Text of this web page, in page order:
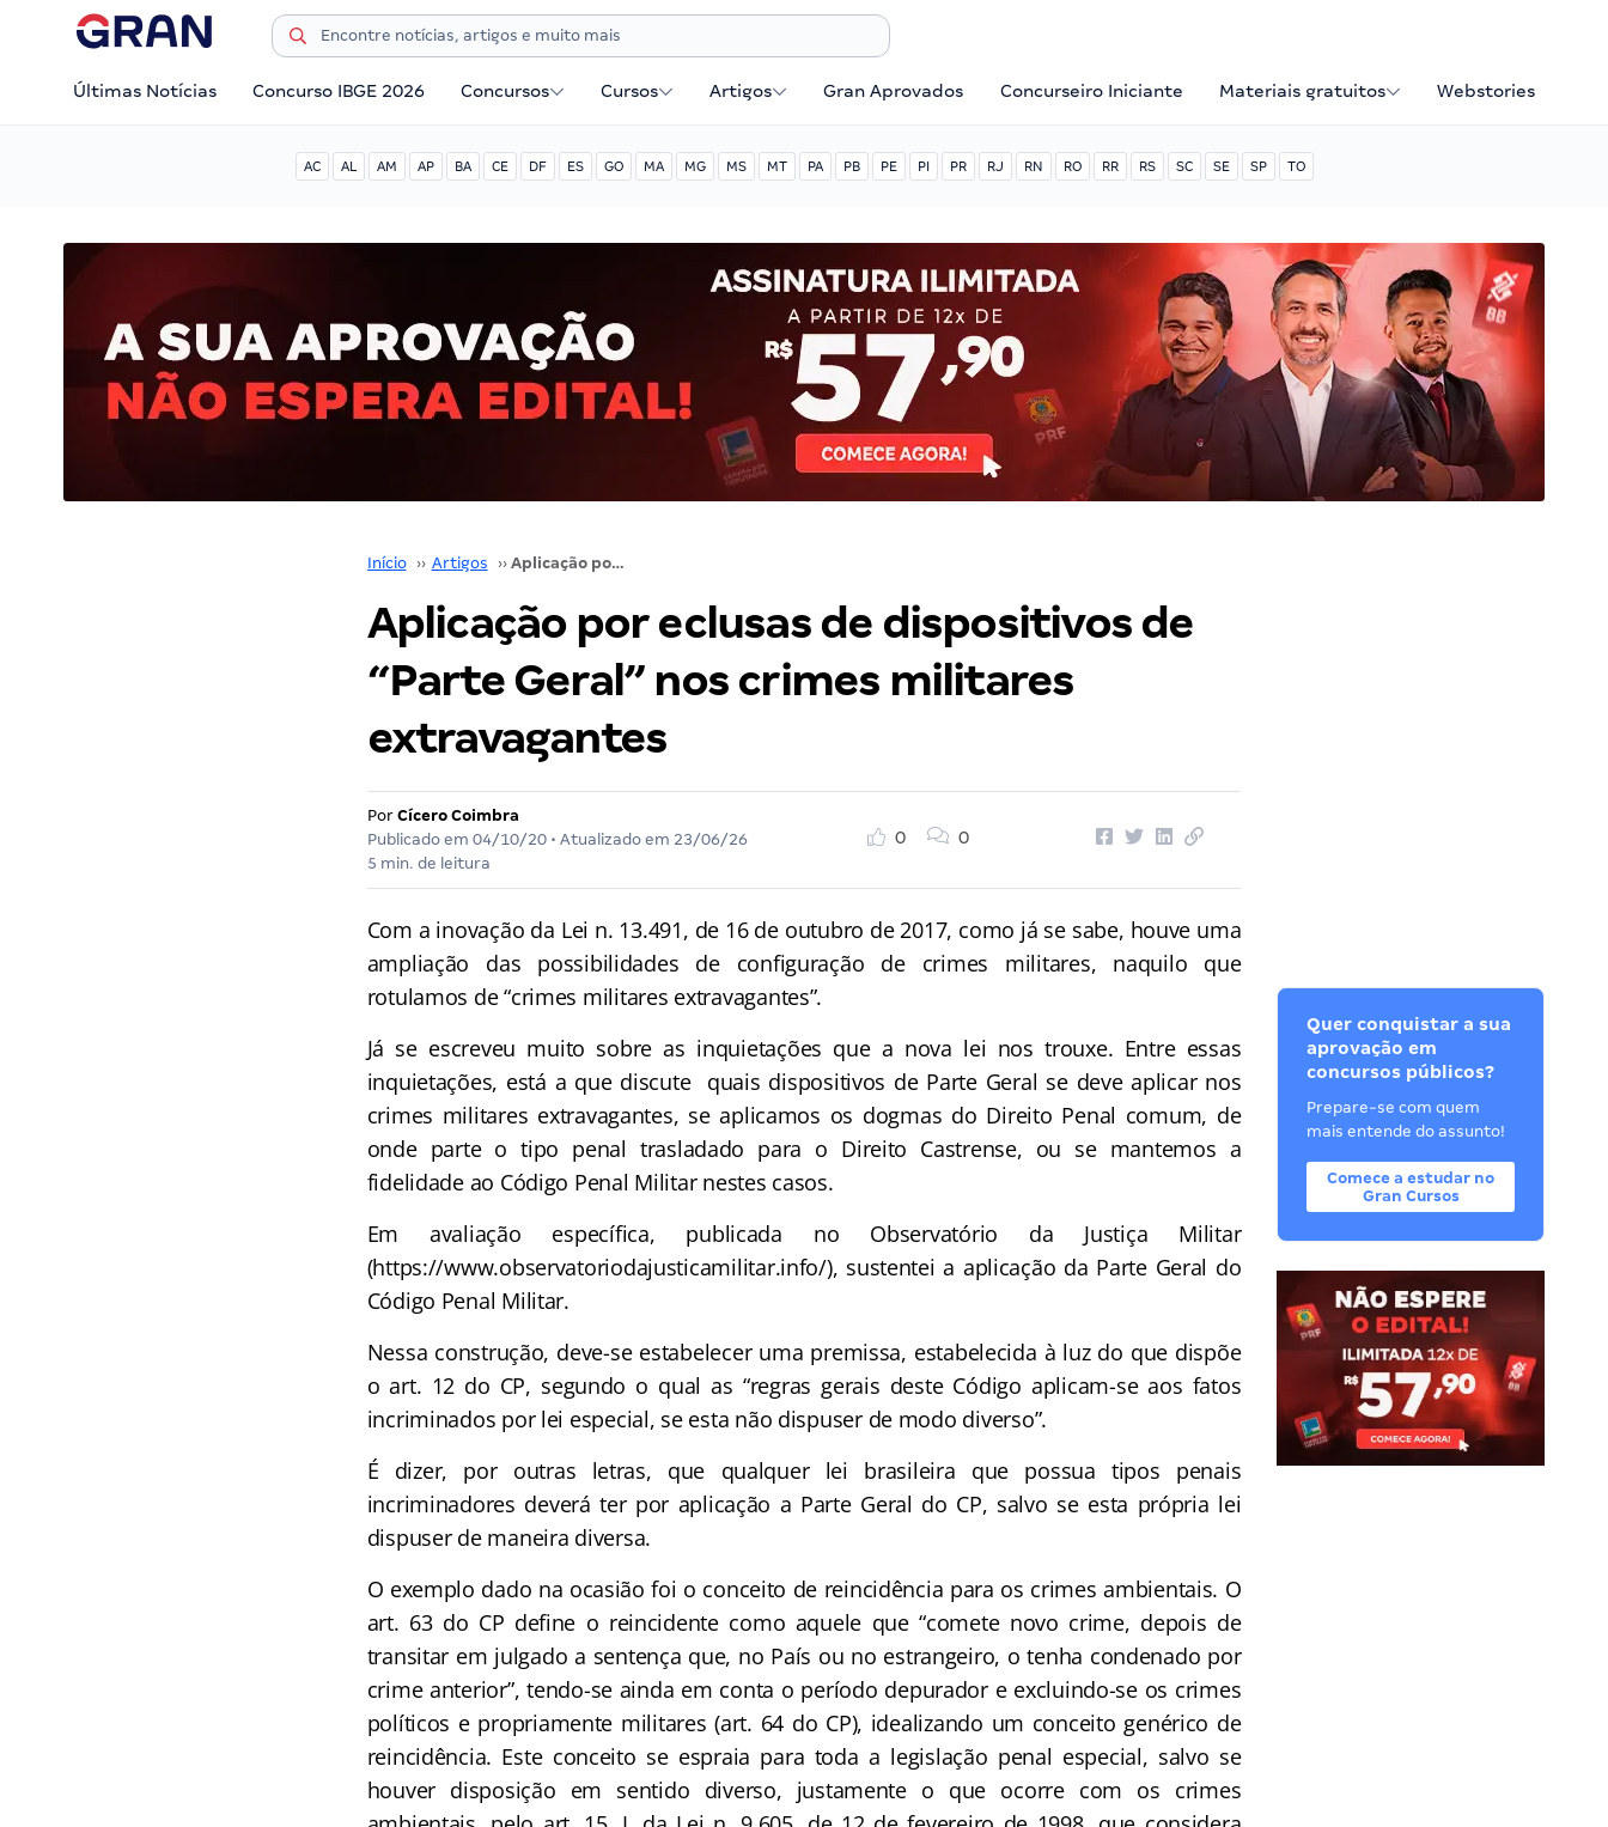
Últimas Notícias Concurso IBGE 2026 Concursos Cursos Artigos Gran Aprovados Concurseiro Iniciante Materiais gratuitos Webstories
AC AL AM AP BA CE DF ES GO MA MG MS MT PA PB PE PI PR RJ RN RO RR RS SC SE SP TO
Início ›› Artigos ›› Aplicação por eclusas de dispositivos de “Parte Geral” nos crimes militares extravagantes
Aplicação por eclusas de dispositivos de
“Parte Geral” nos crimes militares
extravagantes
Por Cícero Coimbra
Publicado em 04/10/20• Atualizado em 23/06/26
5 min. de leitura
0 0
Com a inovação da Lei n. 13.491, de 16 de outubro de 2017, como já se sabe, houve uma
ampliação das possibilidades de configuração de crimes militares, naquilo que
rotulamos de “crimes militares extravagantes”.
Já se escreveu muito sobre as inquietações que a nova lei nos trouxe. Entre essas
inquietações, está a que discute quais dispositivos de Parte Geral se deve aplicar nos
crimes militares extravagantes, se aplicamos os dogmas do Direito Penal comum, de
onde parte o tipo penal trasladado para o Direito Castrense, ou se mantemos a
fidelidade ao Código Penal Militar nestes casos.
Em avaliação específica, publicada no Observatório da Justiça Militar
(https://www.observatoriodajusticamilitar.info/), sustentei a aplicação da Parte Geral do
Código Penal Militar.
Nessa construção, deve-se estabelecer uma premissa, estabelecida à luz do que dispõe
o art. 12 do CP, segundo o qual as “regras gerais deste Código aplicam-se aos fatos
incriminados por lei especial, se esta não dispuser de modo diverso”.
É dizer, por outras letras, que qualquer lei brasileira que possua tipos penais
incriminadores deverá ter por aplicação a Parte Geral do CP, salvo se esta própria lei
dispuser de maneira diversa.
O exemplo dado na ocasião foi o conceito de reincidência para os crimes ambientais. O
art. 63 do CP define o reincidente como aquele que “comete novo crime, depois de
transitar em julgado a sentença que, no País ou no estrangeiro, o tenha condenado por
crime anterior”, tendo-se ainda em conta o período depurador e excluindo-se os crimes
políticos e propriamente militares (art. 64 do CP), idealizando um conceito genérico de
reincidência. Este conceito se espraia para toda a legislação penal especial, salvo se
houver disposição em sentido diverso, justamente o que ocorre com os crimes
Quer conquistar a sua
aprovação em
concursos públicos?
Prepare-se com quem
mais entende do assunto!
Comece a estudar no
Gran Cursos